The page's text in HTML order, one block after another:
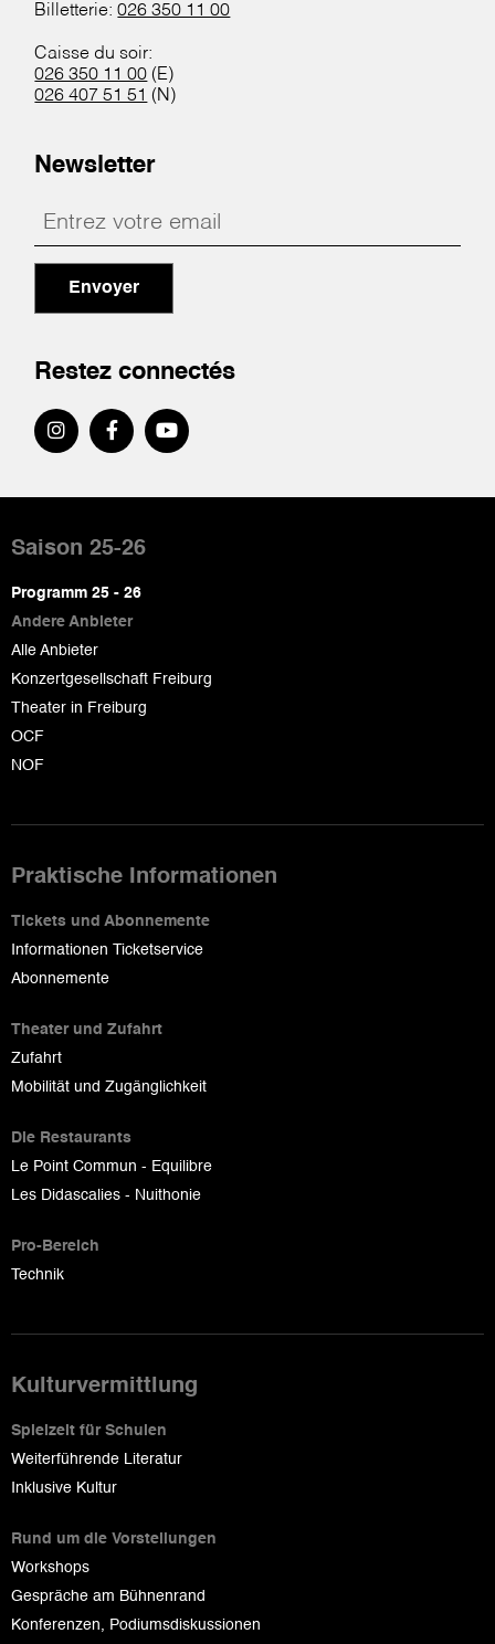
Billetterie:026 350 11 00
Caisse du soir:
026 350 11 00 (E)
026 407 51 51 (N)
Newsletter
Envoyer
Restez connectés
de
page
Saison 25-26
Programm 25 - 26
Andere Anbieter
Alle Anbieter
Konzertgesellschaft Freiburg
Theater in Freiburg
OCF
NOF
Praktische Informationen
Tickets und Abonnemente
Informationen Ticketservice
Abonnemente
Theater und Zufahrt
Zufahrt
Mobilität und Zugänglichkeit
Die Restaurants
Le Point Commun - Equilibre
Les Didascalies - Nuithonie
Pro-Bereich
Technik
Kulturvermittlung
Spielzeit für Schulen
Weiterführende Literatur
Inklusive Kultur
Rund um die Vorstellungen
Workshops
Gespräche am Bühnenrand
Konferenzen, Podiumsdiskussionen